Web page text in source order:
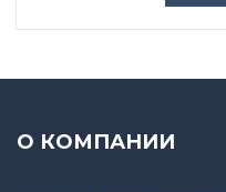
О КОМПАНИИ